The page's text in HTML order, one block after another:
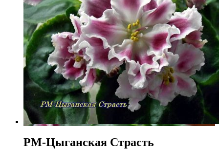
РМ-Цыганская Страсть